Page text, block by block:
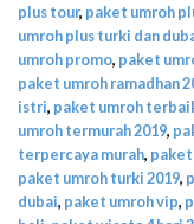
plus tour, paket umroh
umroh plus turki dan
umroh promo, paket
paket umroh ramadhan
istri, paket umroh
umroh termurah 2019,
terpercaya murah,
paket umroh turki 2019,
dubai, paket umroh vip,